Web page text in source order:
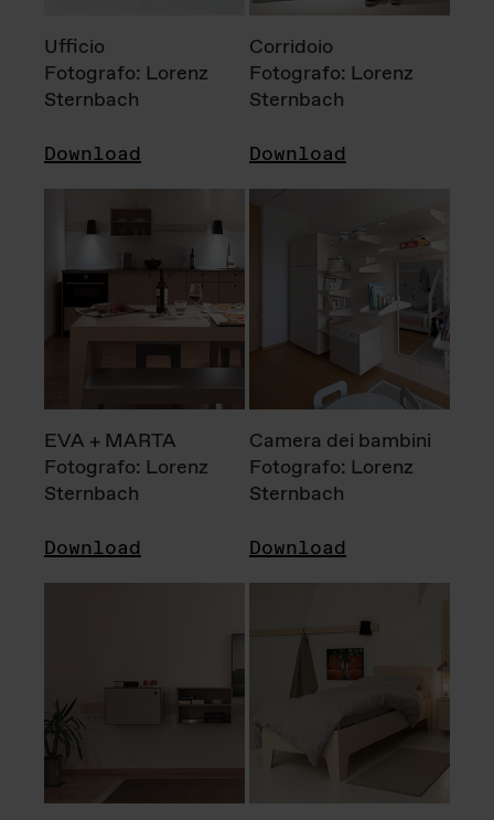
Ufficio
Fotografo: Lorenz
Sternbach
Download
Corridoio
Fotografo: Lorenz
Sternbach
Download
EVA + MARTA
Fotografo: Lorenz
Sternbach
Download
Camera dei bambini
Fotografo: Lorenz
Sternbach
Download